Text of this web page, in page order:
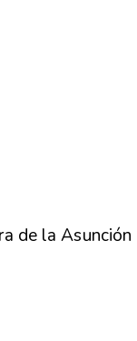
de la Asunción